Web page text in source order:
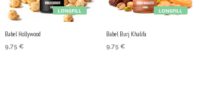
LONGFILL
Babel Hollywood
9,75€
LONGFILL
Babel Burj Khalifa
9,75 €